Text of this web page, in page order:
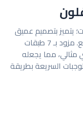
يتميز بتصميم عميق
وجوانب مرتفعة للتقليب الاحترافي والسريع. مزود بـ 7 طبقات
مثالي، مما يجعله
السريعة بطريقة